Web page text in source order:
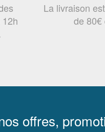
La livraison
de 80€
offres,